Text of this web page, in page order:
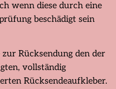
wenn diese durch eine
beschädigt sein
Rücksendung den der
vollständig
Rücksendeaufkleber.